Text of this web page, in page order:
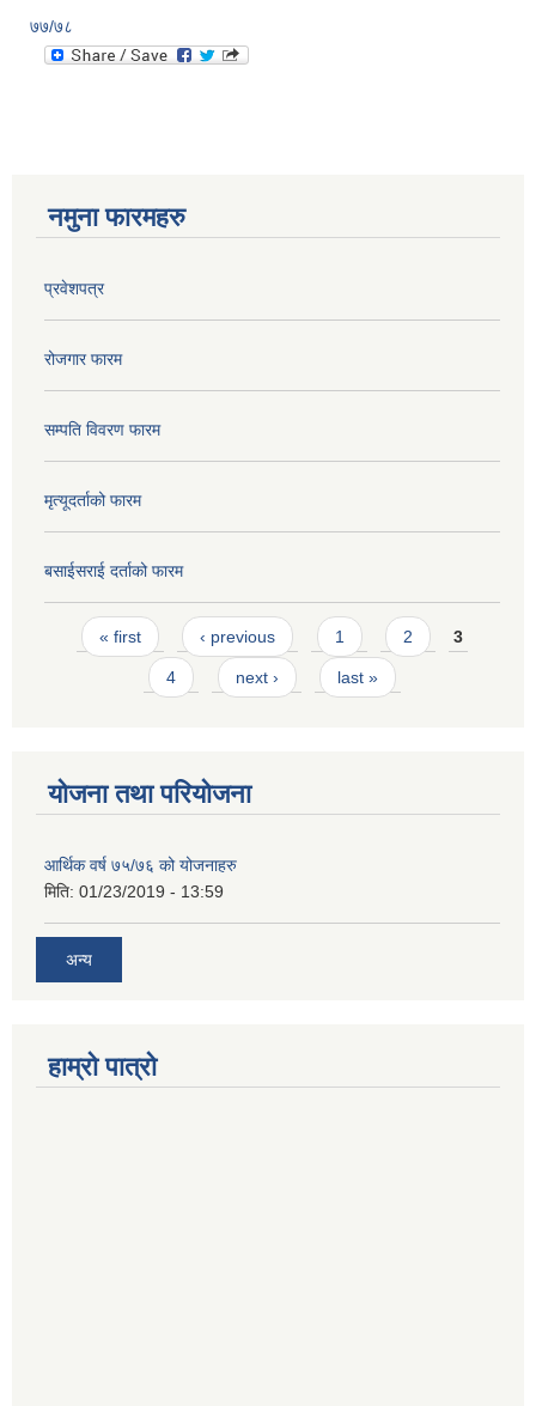
७७/७८
नमुना फारमहरु
प्रवेशपत्र
रोजगार फारम
सम्पति विवरण फारम
मृत्यूदर्ताको फारम
बसाईसराई दर्ताको फारम
Pages
« first ‹ previous 1 2 3
4 next › last »
योजना तथा परियोजना
आर्थिक वर्ष ७५/७६ को योजनाहरु
मिति: 01/23/2019 - 13:59
अन्य
हाम्रो पात्रो